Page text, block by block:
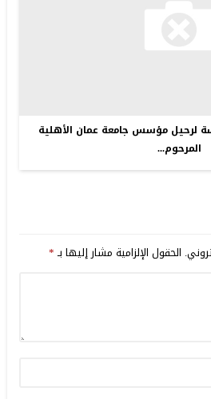
لرحيل مؤسس جامعة عمان الأهلية
المرحوم...
الحقول الإلزامية مشار إليها بـ*